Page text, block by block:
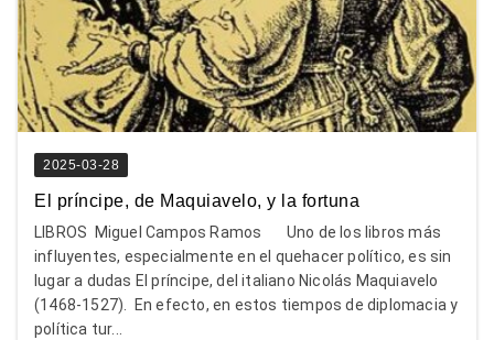
2025-03-28
El príncipe, de Maquiavelo, y la fortuna
LIBROS Miguel Campos Ramos Uno de los libros más
influyentes, especialmente en el quehacer político, es sin
lugar a dudas El príncipe, del italiano Nicolás Maquiavelo
(1468-1527). En efecto, en estos tiempos de diplomacia y
política tur...